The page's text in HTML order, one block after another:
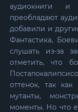
аудиокниги и
преобладают
добавили и
Фантастика,
слушать из-за
отметить, что
оттенок, так
мутанты,
моменты. Но что